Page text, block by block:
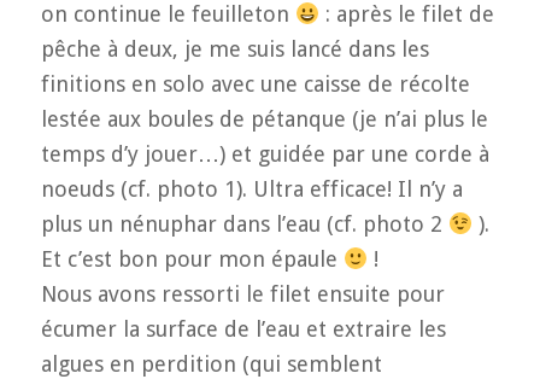
on continue le feuilleton
: après le filet de
pêche à deux, je me suis lancé dans les
finitions en solo avec une caisse de récolte
lestée aux boules de pétanque (je n’ai plus le
temps d’y jouer…) et guidée par une corde à
noeuds (cf. photo 1). Ultra efficace! Il n’y a
plus un nénuphar dans l’eau (cf. photo 2
).
Et c’est bon pour mon épaule
!
Nous avons ressorti le filet ensuite pour
écumer la surface de l’eau et extraire les
algues en perdition (qui semblent